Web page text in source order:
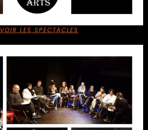
VOIR LES SPECTACLES